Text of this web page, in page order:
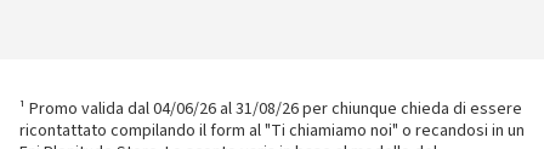
¹ Promo valida dal 04/06/26 al 31/08/26 per chiunque chieda di essere
ricontattato compilando il form al "Ti chiamiamo noi" o recandosi in un